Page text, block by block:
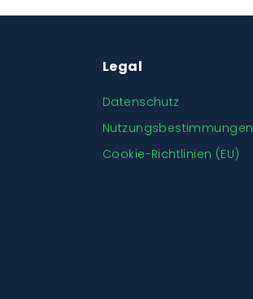
Legal
Datenschutz
Nutzungsbestimmungen
Cookie-Richtlinien (EU)